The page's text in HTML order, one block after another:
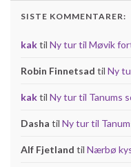
SISTE KOMMENTARER:
kaktil Ny tur til Møvik
Robin Finnetsad til Ny
kaktil Ny tur til Tanums
Dasha til Ny tur til
Alf Fjetland til Nærbø